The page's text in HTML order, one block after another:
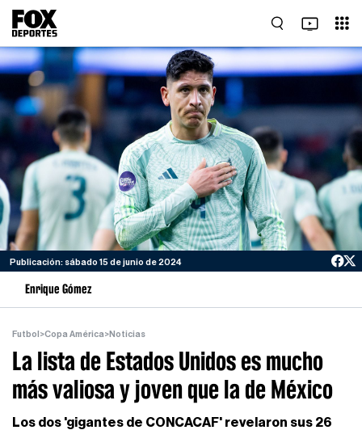
Publicación: sábado 15 de junio de 2024
Enrique Gómez
Futbol >Copa América>Noticias
La lista de Estados Unidos es mucho
más valiosa y joven que la de México
Los dos 'gigantes de CONCACAF' revelaron sus 26